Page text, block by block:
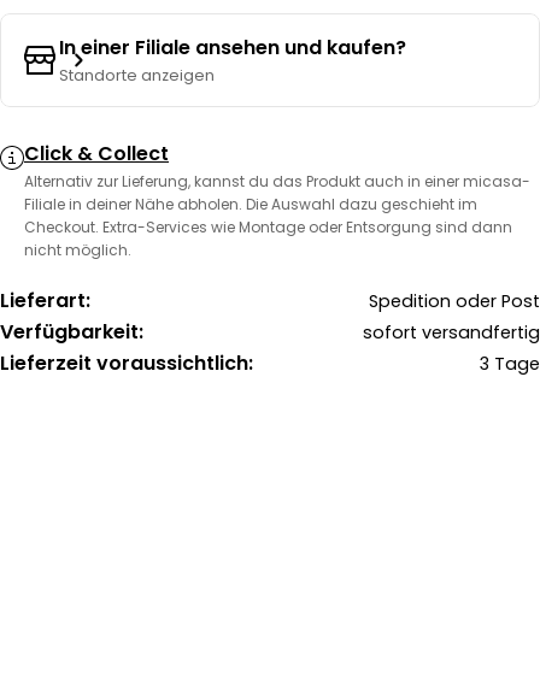
In einer Filiale ansehen und kaufen?
Standorte anzeigen
Click & Collect
Alternativ zur Lieferung, kannst du das Produkt auch in einer micasa-
Filiale in deiner Nähe abholen. Die Auswahl dazu geschieht im
Checkout. Extra-Services wie Montage oder Entsorgung sind dann
nicht möglich.
Lieferart: Spedition oder Post
Verfügbarkeit: sofort versandfertig
Lieferzeit voraussichtlich: 3 Tage